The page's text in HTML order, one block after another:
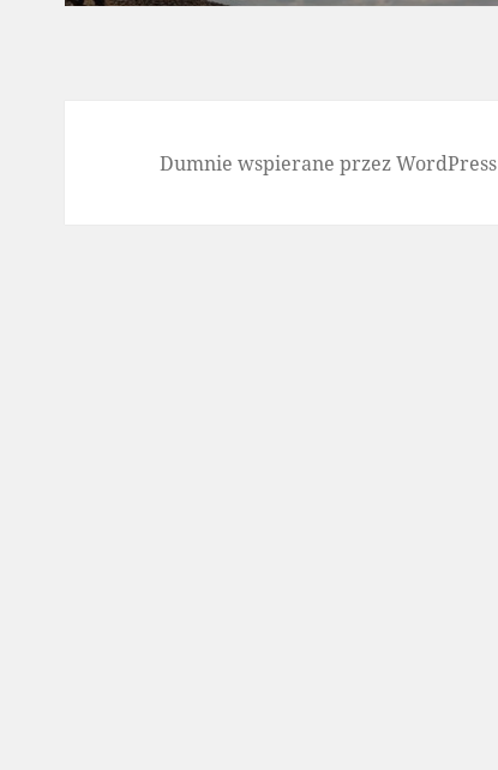
Dumnie wspierane przez WordPress